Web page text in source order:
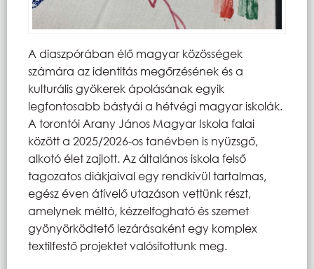
A diaszpórában élő magyar közösségek
számára az identitás megőrzésének és a
kulturális gyökerek ápolásának egyik
legfontosabb bástyái a hétvégi magyar iskolák.
A torontói Arany János Magyar Iskola falai
között a 2025/2026-os tanévben is nyüzsgő,
alkotó élet zajlott. Az általános iskola felső
tagozatos diákjaival egy rendkívül tartalmas,
egész éven átívelő utazáson vettünk részt,
amelynek méltó, kézzelfogható és szemet
gyönyörködtető lezárásaként egy komplex
textilfestő projektet valósítottunk meg.